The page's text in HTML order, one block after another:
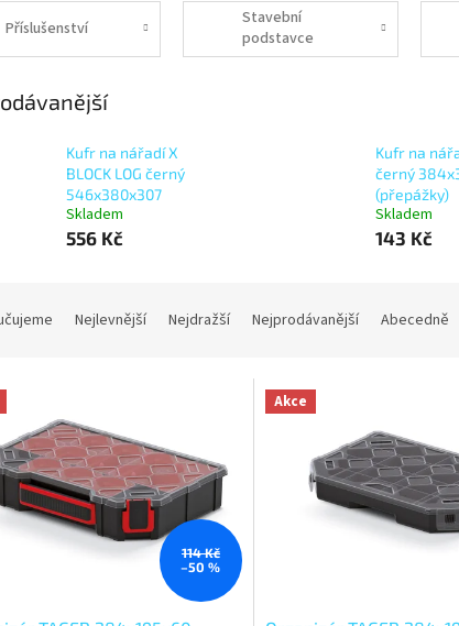
Příslušenství
Stavební
podstavce
(kozy)
Kufr na nářadí X
BLOCK LOG černý
546x380x307
Skladem
556 Kč
Kufr na
černý
(přepážky)
Skladem
143 Kč
Nejlevnější Nejdražší Nejprodávanější Abecedně
114 Kč
–50 %
Akce